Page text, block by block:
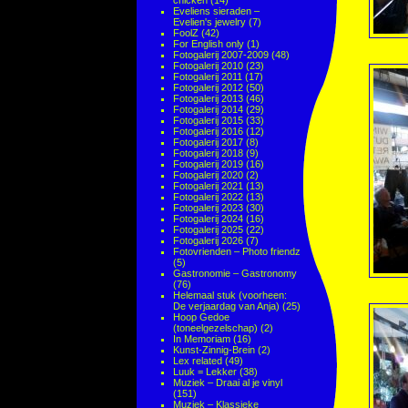
Eveliens sieraden –
Evelien's jewelry (7)
FoolZ (42)
For English only (1)
Fotogalerij 2007-2009 (48)
Fotogalerij 2010 (23)
Fotogalerij 2011 (17)
Fotogalerij 2012 (50)
Fotogalerij 2013 (46)
Fotogalerij 2014 (29)
Fotogalerij 2015 (33)
Fotogalerij 2016 (12)
Fotogalerij 2017 (8)
Fotogalerij 2018 (9)
Fotogalerij 2019 (16)
Fotogalerij 2020 (2)
Fotogalerij 2021 (13)
Fotogalerij 2022 (13)
Fotogalerij 2023 (30)
Fotogalerij 2024 (16)
Fotogalerij 2025 (22)
Fotogalerij 2026 (7)
Fotovrienden – Photo friendz
(5)
Gastronomie – Gastronomy
(76)
Helemaal stuk (voorheen:
De verjaardag van Anja) (25)
Hoop Gedoe
(toneelgezelschap) (2)
In Memoriam (16)
Kunst-Zinnig-Brein (2)
Lex related (49)
Luuk = Lekker (38)
Muziek – Draai al je vinyl
(151)
Muziek – Klassieke